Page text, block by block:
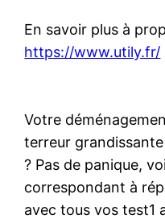
En savoir plus à
https://www.utily.fr/
Votre
terreur
? Pas de panique,
correspondant à
avec tous vos test1